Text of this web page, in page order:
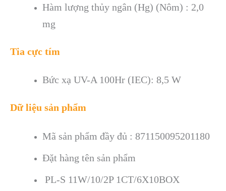
Hàm lượng thủy ngân (Hg) (Nôm) : 2,0
mg
Tia cực tím
Bức xạ UV-A 100Hr (IEC): 8,5 W
Dữ liệu sản phẩm
Mã sản phẩm đầy đủ : 871150095201180
Đặt hàng tên sản phẩm
PL-S 11W/10/2P 1CT/6X10BOX